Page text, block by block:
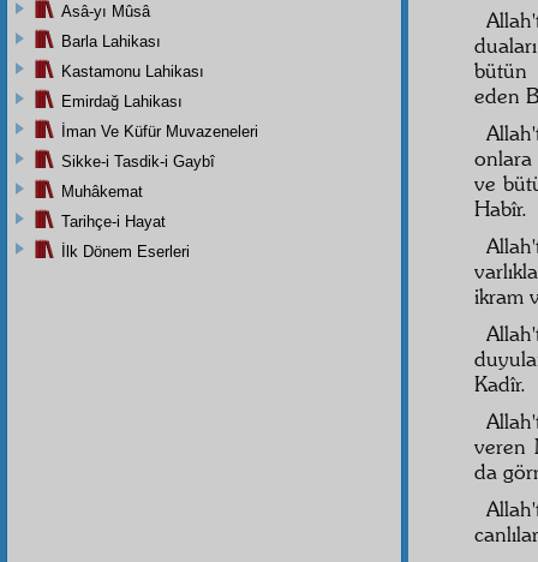
bütün
eden
onlara
ve
Habîr.
ikram
Kadîr.
veren
da
Asâ-yı Mûsâ
Barla Lahikası
Kastamonu Lahikası
Emirdağ Lahikası
İman Ve Küfür Muvazeneleri
Sikke-i Tasdik-i Gaybî
Muhâkemat
Tarihçe-i Hayat
İlk Dönem Eserleri